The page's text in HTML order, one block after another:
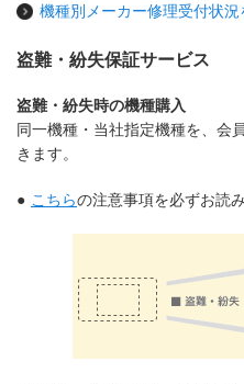
機種別メーカー修理受付状況
盗難・紛失保証サービス
盗難・紛失時の機種購入
同一機種・当社指定機種を、会
きます。
● こちらの注意事項を必ずお読